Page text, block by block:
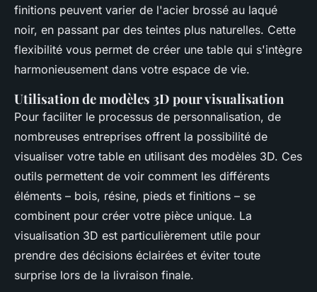
finitions peuvent varier de l'acier brossé au laqué
noir, en passant par des teintes plus naturelles. Cette
flexibilité vous permet de créer une table qui s'intègre
harmonieusement dans votre espace de vie.
Utilisation de modèles 3D pour visualisation
Pour faciliter le processus de personnalisation, de
nombreuses entreprises offrent la possibilité de
visualiser votre table en utilisant des modèles 3D. Ces
outils permettent de voir comment les différents
éléments – bois, résine, pieds et finitions – se
combinent pour créer votre pièce unique. La
visualisation 3D est particulièrement utile pour
prendre des décisions éclairées et éviter toute
surprise lors de la livraison finale.